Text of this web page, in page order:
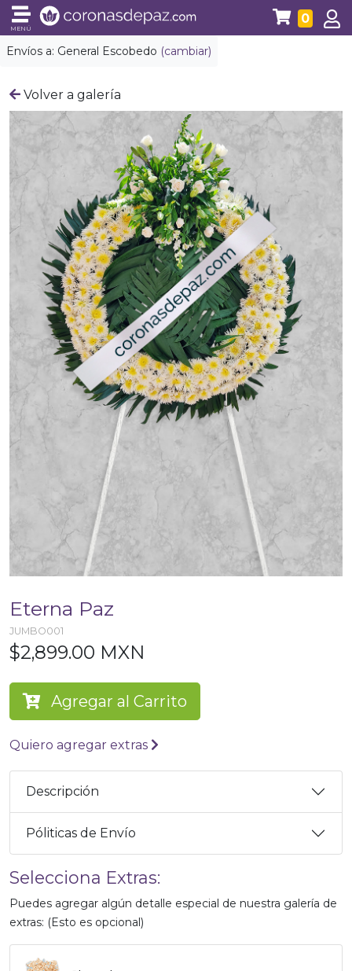
Envíos a: General Escobedo (cambiar)
MENÚ
0
Volver a galería
Eterna Paz
JUMBO001
$2,899.00 MXN
Agregar al Carrito
Quiero agregar extras
Descripción
Póliticas de Envío
Selecciona Extras:
Puedes agregar algún detalle especial de nuestra galería de
extras: (Esto es opcional)